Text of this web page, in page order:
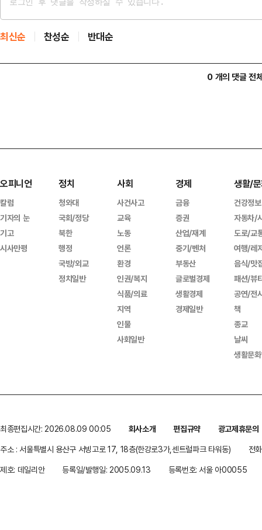
최신순 찬성순 반대순
0 개의 댓글 전
오피니언
칼럼
기자의 눈
기고
시사만평
정치
청와대
국회/정당
북한
행정
국방/외교
정치일반
사회
사건사고
교육
노동
언론
환경
인권/복지
식품/의료
지역
인물
사회일반
경제
금융
증권
산업/재계
중기/벤처
부동산
글로벌경제
생활경제
경제일반
생활/
건강정보
자동차/
도로/교
여행/레
음식/맛
패션/뷰
공연/전
책
종교
날씨
생활문
최종편집시간: 2026.08.09 00:05 회사소개 편집규약
광고제휴문의
주소 : 서울특별시 용산구 서빙고로 17, 18층(한강로3가,센트럴파크 타워동)
전
제호: 데일리안
등록일/발행일: 2005.09.13 등록번호: 서울 아00055